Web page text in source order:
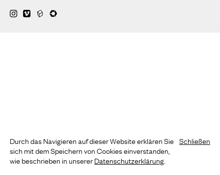
Durch das Navigieren auf dieser Website erklären Sie
sich mit dem Speichern von Cookies einverstanden,
wie beschrieben in unsererDatenschutzerklärung
Schließen